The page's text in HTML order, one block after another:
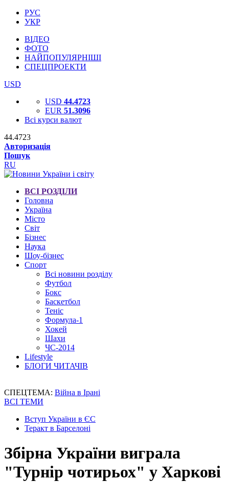
РУС
УКР
ВІДЕО
ФОТО
НАЙПОПУЛЯРНІШІ
СПЕЦПРОЕКТИ
USD
USD 44.4723
EUR 51.3096
Всі курси валют
44.4723
Авторизація
Пошук
RU
ВСІ РОЗДІЛИ
Головна
Україна
Місто
Світ
Бізнес
Наука
Шоу-бізнес
Спорт
Всі новини розділу
Футбол
Бокс
Баскетбол
Теніс
Формула-1
Хокей
Шахи
ЧС-2014
Lifestyle
БЛОГИ ЧИТАЧІВ
СПЕЦТЕМА: Війна в Ірані
ВСІ ТЕМИ
Вступ України в ЄС
Теракт в Барселоні
Збірна України виграла
"Турнір чотирьох" у Харкові